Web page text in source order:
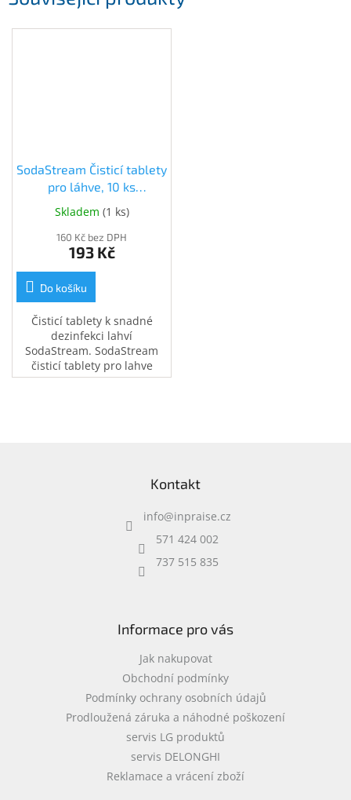
SodaStream Čisticí tablety
pro láhve, 10 ks
(40023154)
Skladem (1 ks)
160 Kč bez DPH
193 Kč
Do košíku
Čisticí tablety k snadné
dezinfekci lahví
SodaStream. SodaStream
čisticí tablety pro lahve
odstraní rychle nebezpečné
Kontakt
info@inpraise.cz
571 424 002
737 515 835
Informace pro vás
Jak nakupovat
Obchodní podmínky
Podmínky ochrany osobních údajů
Prodloužená záruka a náhodné poškození
servis LG produktů
servis DELONGHI
Reklamace a vrácení zboží